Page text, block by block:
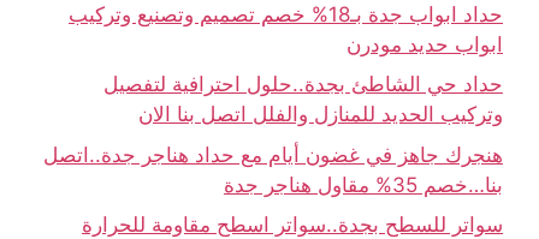
حداد ابواب جدة بـ18% خصم تصميم وتصنيع وتركيب
ابواب حديد مودرن
حداد حي الشاطئ بجدة..حلول احترافية لتفصيل
وتركيب الحديد للمنازل والفلل اتصل بنا الان
هنجرك جاهز في غضون أيام مع حداد هناجر جدة..اتصل
بنا…خصم 35% مقاول هناجر جدة
سواتر للسطح بجدة..سواتر اسطح مقاومة للحرارة